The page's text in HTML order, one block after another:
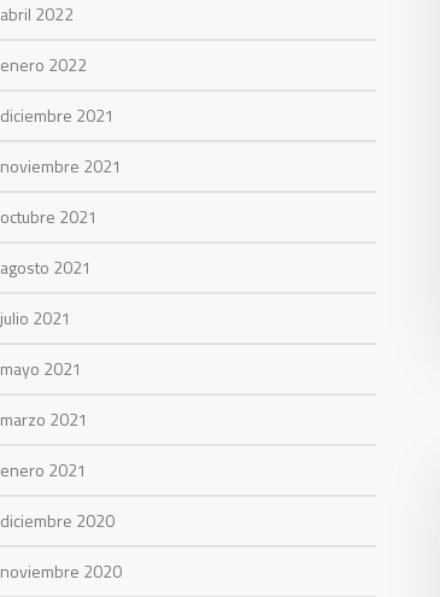
abril 2022
enero 2022
diciembre 2021
noviembre 2021
octubre 2021
agosto 2021
julio 2021
mayo 2021
marzo 2021
enero 2021
diciembre 2020
noviembre 2020